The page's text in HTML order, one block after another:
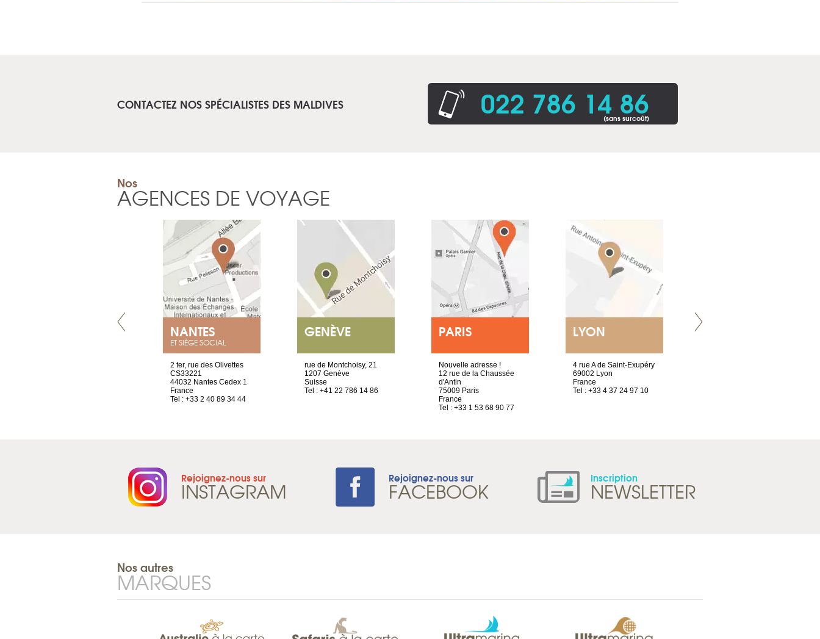
CONTACTEZ NOS SPÉCIALISTES DES MALDIVES 022 786 14 86
(sans surcoût)
Nos
AGENCES DE VOYAGE
NANTES
ET SIÈGE SOCIAL
2 ter, rue des Olivettes
CS33221
44032 Nantes Cedex 1
France
Tel : +33 2 40 89 34 44
GENÈVE
rue de Montchoisy, 21
1207 Genève
Suisse
Tel : +41 22 786 14 86
PARIS
Nouvelle adresse !
12 rue de la Chaussée
d'Antin
75009 Paris
France
Tel : +33 1 53 68 90 77
LYON
4 rue A de Saint-Exupéry
69002 Lyon
France
Tel : +33 4 37 24 97 10
Rejoignez-nous sur
INSTAGRAM Rejoignez-nous sur
FACEBOOK Inscription
NEWSLETTER
Nos autres
MARQUES